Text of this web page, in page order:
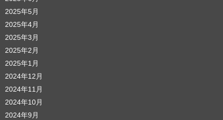
2025年5月
2025年4月
2025年3月
2025年2月
2025年1月
2024年12月
2024年11月
2024年10月
2024年9月